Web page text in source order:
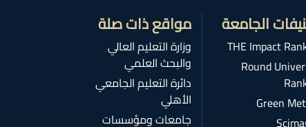
الجامعة
THE Impact
Round
Green
مواقع ذات صلة
وزارة التعليم العالي
والبحث العلمي
دائرة التعليم الجامعي
الأهلي
جامعات ومؤسسات